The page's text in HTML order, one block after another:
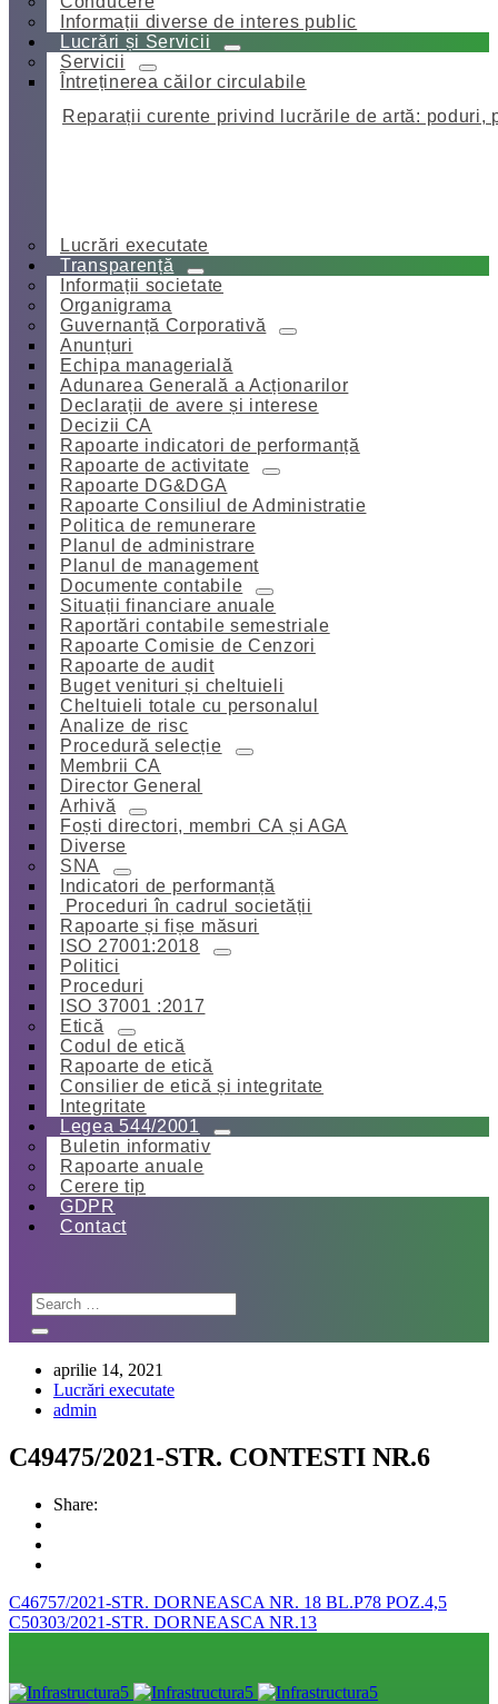
Informații diverse de interes public
Lucrări și Servicii
Servicii
Întreținerea căilor circulabile
Reparații curente privind lucrările de artă: poduri,
Lucrări executate
Transparență
Informații societate
Organigrama
Guvernanță Corporativă
Anunțuri
Echipa managerială
Adunarea Generală a Acționarilor
Declarații de avere și interese
Decizii CA
Rapoarte indicatori de performanță
Rapoarte de activitate
Rapoarte DG&DGA
Rapoarte Consiliul de Administratie
Politica de remunerare
Planul de administrare
Planul de management
Documente contabile
Situații financiare anuale
Raportări contabile semestriale
Rapoarte Comisie de Cenzori
Rapoarte de audit
Buget venituri și cheltuieli
Cheltuieli totale cu personalul
Analize de risc
Procedură selecție
Membrii CA
Director General
Arhivă
Foști directori, membri CA și AGA
Diverse
SNA
Indicatori de performanță
Proceduri în cadrul societății
Rapoarte și fișe măsuri
ISO 27001:2018
Politici
Proceduri
ISO 37001 :2017
Etică
Codul de etică
Rapoarte de etică
Consilier de etică și integritate
Integritate
Legea 544/2001
Buletin informativ
Rapoarte anuale
Cerere tip
GDPR
Contact
aprilie 14, 2021
Lucrări executate
admin
C49475/2021-STR. CONTESTI NR.6
Share:
C46757/2021-STR. DORNEASCA NR. 18 BL.P78 POZ.4,5
C50303/2021-STR. DORNEASCA NR.13